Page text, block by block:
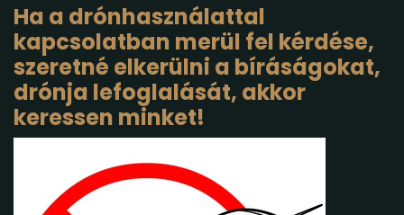
Ha a drónhasználattal
kapcsolatban merül fel kérdése,
szeretné elkerülni a bíráságokat,
drónja lefoglalását, akkor
keressen minket!